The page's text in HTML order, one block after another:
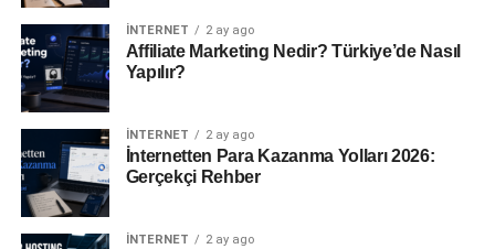
İNTERNET 2 ay ago
Affiliate Marketing Nedir? Türkiye’de Nasıl
Yapılır?
İNTERNET 2 ay ago
İnternetten Para Kazanma Yolları 2026:
Gerçekçi Rehber
İNTERNET 2 ay ago